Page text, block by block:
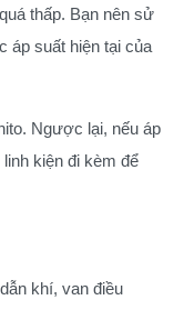
thấp. Bạn nên sử
áp suất hiện tại của
Ngược lại, nếu áp
kiện đi kèm để
khí, van điều